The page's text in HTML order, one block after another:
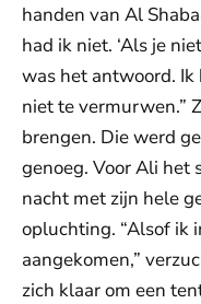
handen van Al
had ik niet. ‘Als je
was het antwoord. Ik
niet te vermurwen.”
brengen. Die werd
genoeg. Voor Ali het
nacht met zijn hele
opluchting. “Alsof ik
aangekomen,”
zich klaar om een